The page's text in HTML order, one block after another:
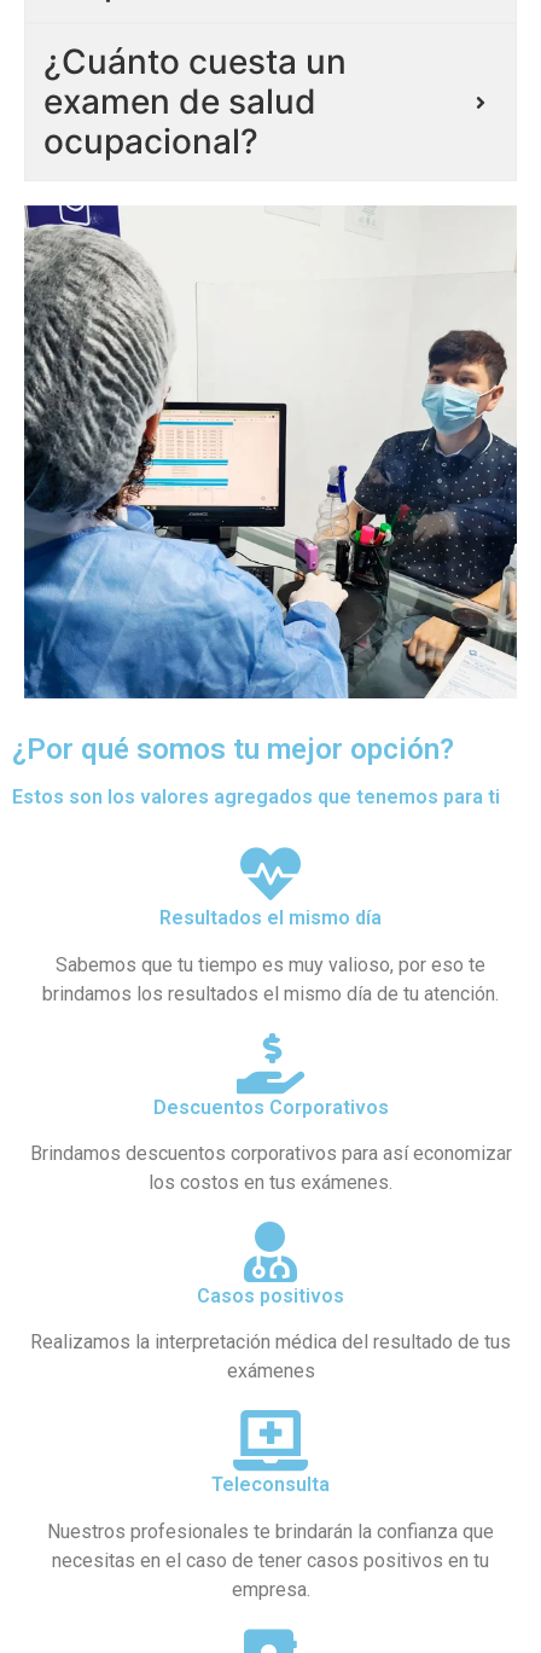
¿Cuánto cuesta un
examen de salud
ocupacional?
¿Por qué somos tu mejor opción?
Estos son los valores agregados que tenemos para ti
Resultados el mismo día
Sabemos que tu tiempo es muy valioso, por eso te
brindamos los resultados el mismo día de tu atención.
Descuentos Corporativos
Brindamos descuentos corporativos para así economizar
los costos en tus exámenes.
Casos positivos
Realizamos la interpretación médica del resultado de tus
exámenes
Teleconsulta
Nuestros profesionales te brindarán la confianza que
necesitas en el caso de tener casos positivos en tu
empresa.